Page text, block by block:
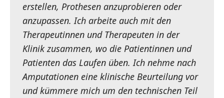
erstellen, Prothesen anzuprobieren oder
anzupassen. Ich arbeite auch mit den
Therapeutinnen und Therapeuten in der
Klinik zusammen, wo die Patientinnen und
Patienten das Laufen üben. Ich nehme nach
Amputationen eine klinische Beurteilung vor
und kümmere mich um den technischen Teil